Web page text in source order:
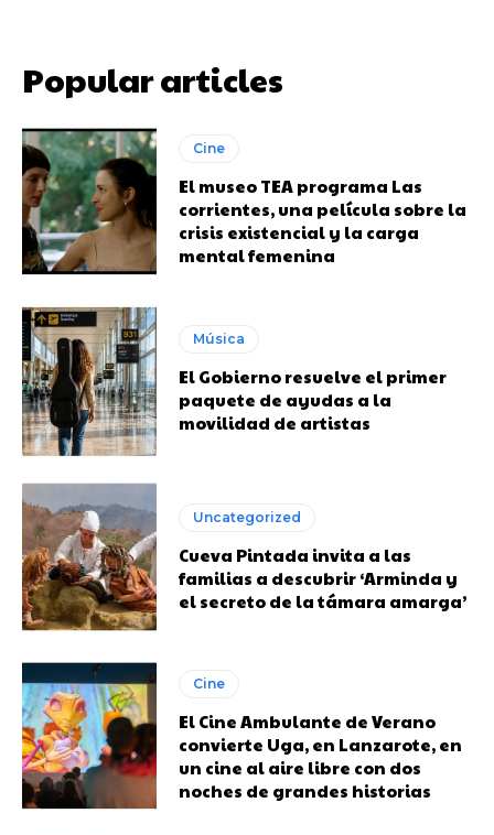
Popular articles
Cine
El museo TEA programa Las
corrientes, una película sobre la
crisis existencial y la carga
mental femenina
Música
El Gobierno resuelve el primer
paquete de ayudas a la
movilidad de artistas
Uncategorized
Cueva Pintada invita a las
familias a descubrir ‘Arminda y
el secreto de la támara amarga’
Cine
El Cine Ambulante de Verano
convierte Uga, en Lanzarote, en
un cine al aire libre con dos
noches de grandes historias